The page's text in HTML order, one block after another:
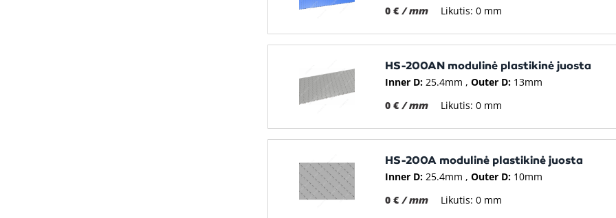
0 € / mm Likutis: 0 mm
HS-200AN modulinė plastikinė juosta
Inner D: 25.4mm Outer D: 13mm
0 € / mm Likutis: 0 mm
HS-200A modulinė plastikinė juosta
Inner D: 25.4mm Outer D: 10mm
0 € / mm Likutis: 0 mm